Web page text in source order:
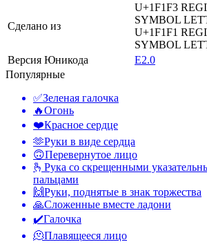
Сделано из
U+1F1F3
SYMBOL
U+1F1F1
SYMBOL
Версия Юникода
E2.0
Популярные
✅Зеленая галочка
🔥Огонь
❤️Красное сердце
🫶Руки в виде сердца
🙃Перевернутое лицо
🫰 Рука со скрещенными
пальцами
🙌Руки, поднятые в знак торжества
🙏Сложенные вместе ладони
✔️Галочка
🫠Плавящееся лицо